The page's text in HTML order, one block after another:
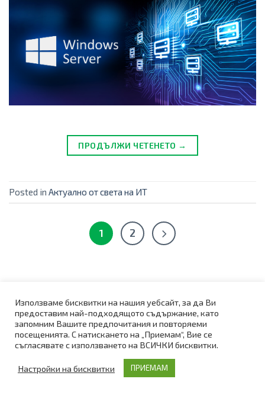
ПРОДЪЛЖИ ЧЕТЕНЕТО →
Posted in Актуално от света на ИТ
1 2
ЗА LIREX
Кои сме ние
Използваме бисквитки на нашия уебсайт, за да Ви
предоставим най-подходящото съдържание, като
запомним Вашите предпочитания и повторяеми
посещенията. С натискането на „Приемам“, Вие се
съгласявате с използването на ВСИЧКИ бисквитки.
Настройки на бисквитки ПРИЕМАМ